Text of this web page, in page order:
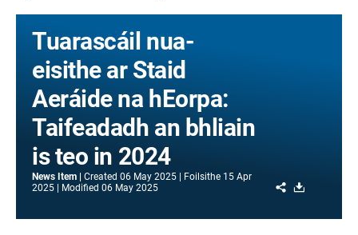
Tuarascáil nua-
eisithe ar Staid
Aeráide na hEorpa:
Taifeadadh an bhliain
is teo in 2024
News Item Created 06 May 2025 Foilsithe 15 Apr
2025
Modified 06 May 2025 Share